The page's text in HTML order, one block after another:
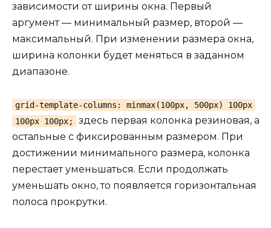
зависимости от ширины окна. Первый
аргумент — минимальный размер, второй —
максимальный. При изменении размера окна,
ширина колонки будет меняться в заданном
диапазоне.
grid-template-columns: minmax(100px, 500px) 100px
100px 100px;
здесь первая колонка резиновая, а
остальные с фиксированным размером. При
достижении минимального размера, колонка
перестает уменьшаться. Если продолжать
уменьшать окно, то появляется горизонтальная
полоса прокрутки.